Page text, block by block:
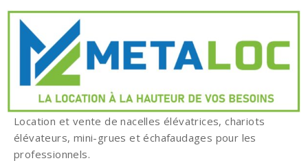
Location et vente de nacelles élévatrices, chariots
élévateurs, mini-grues et échafaudages pour les
professionnels.